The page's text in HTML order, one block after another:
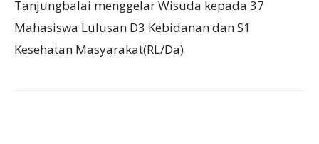
Tanjungbalai menggelar Wisuda kepada 37
Mahasiswa Lulusan D3 Kebidanan dan S1
Kesehatan Masyarakat(RL/Da)